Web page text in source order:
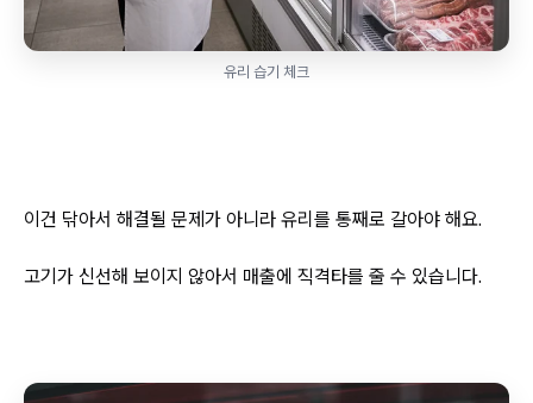
유리 습기 체크
이건 닦아서 해결될 문제가 아니라 유리를 통째로 갈아야 해요.
고기가 신선해 보이지 않아서 매출에 직격타를 줄 수 있습니다.